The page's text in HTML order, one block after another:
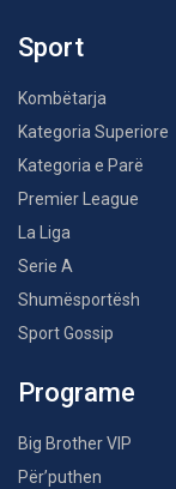
Sport
Kombëtarja
Kategoria Superiore
Kategoria e Parë
Premier League
La Liga
Serie A
Shumësportësh
Sport Gossip
Programe
Big Brother VIP
Për’puthen